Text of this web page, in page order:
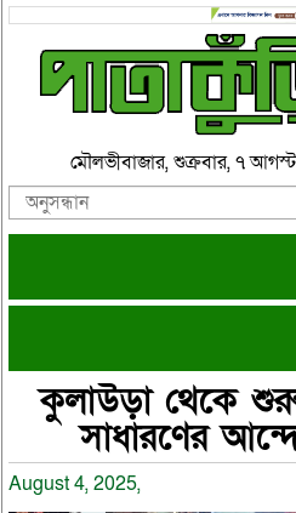
মৌলভীবাজার, শুক্রবার, ৭
কুলাউড়া থেকে শুরু
সাধারণের
August 4, 2025,